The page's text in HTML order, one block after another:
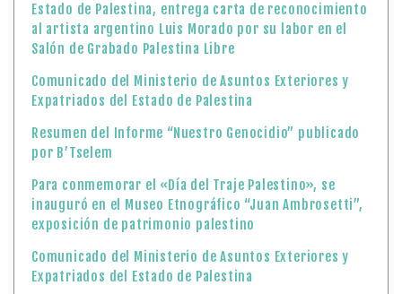
Estado de Palestina, entrega carta de reconocimiento
al artista argentino Luis Morado por su labor en el
Salón de Grabado Palestina Libre
Comunicado del Ministerio de Asuntos Exteriores y
Expatriados del Estado de Palestina
Resumen del Informe “Nuestro Genocidio” publicado
por B’Tselem
Para conmemorar el «Día del Traje Palestino», se
inauguró en el Museo Etnográfico “Juan Ambrosetti”,
exposición de patrimonio palestino
Comunicado del Ministerio de Asuntos Exteriores y
Expatriados del Estado de Palestina